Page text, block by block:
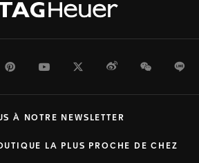
PinterestYoutubeTwitterWeiboWeChat
LA PLUS PROCHE DE CHEZ
À NOTRE NEWSLETTER